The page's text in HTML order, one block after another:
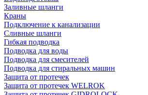
Заливные шланги
Краны
Подключение к канализации
Сливные шланги
Гибкая подводка
Подводка для воды
Подводка для смесителей
Подводка для стиральных машин
Защита от протечек
Защита от протечек WELROK